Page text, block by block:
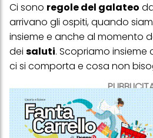
Ci sono regole del galateo
arrivano gli ospiti, quando
insieme e anche al momento
dei saluti. Scopriamo insieme
ci si comporta e cosa non